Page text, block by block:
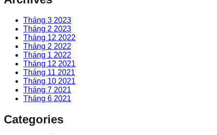
Tháng 3 2023
Tháng 2 2023
Tháng 12 2022
Tháng 2 2022
Tháng 1 2022
Tháng 12 2021
Tháng 11 2021
Tháng 10 2021
Tháng 7 2021
Tháng 6 2021
Categories